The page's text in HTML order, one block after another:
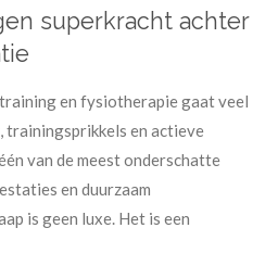
superkracht achter
en fysiotherapie gaat veel
trainingsprikkels en actieve
van de meest onderschatte
en duurzaam
is geen luxe. Het is een